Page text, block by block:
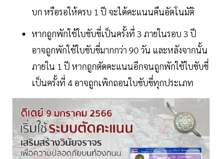
บก หรือรอให้ครบ 1 ปี จะได้คะแนนคืนอัตโนมัติ
หากถูกพักใช้ใบขับขี่เป็นครั้งที่ 3 ภายในรอบ 3 ปี
อาจถูกพักใช้ใบขับขี่มากกว่า 90 วัน และหลังจากนั้น
ภายใน 1 ปี หากถูกตัดคะแนนอีกจนถูกพักใช้ใบขับขี่
เป็นครั้งที่ 4 อาจถูกเพิกถอนใบขับขี่ทุกประเภท